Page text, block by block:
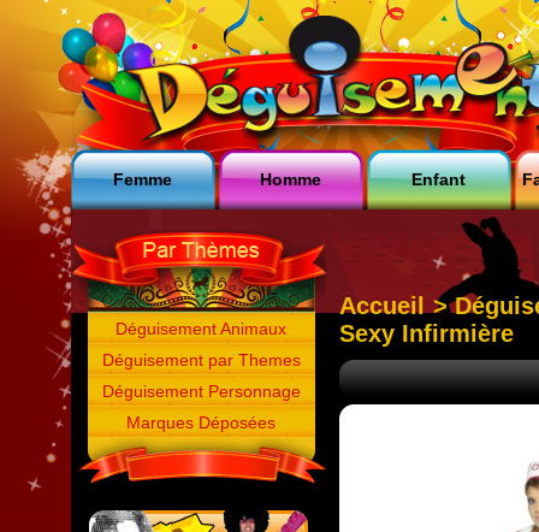
Femme Homme Enfant
Déguisement Animaux
Déguisement par Themes
Déguisement Personnage
Marques Déposées
Accueil >
Sexy Infirmière